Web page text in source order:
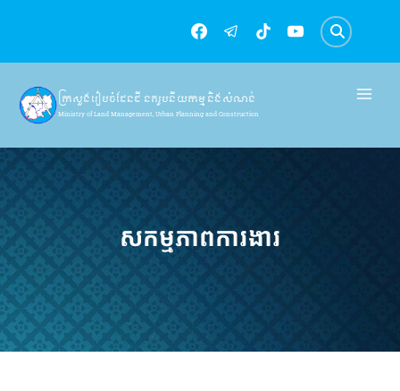
content
ក្រសួងរៀបចំដែនដី នគរូបនីយកម្ម និងសំណង់
Ministry of Land Management, Urban Planning and Construction
សកម្មភាពការងារ